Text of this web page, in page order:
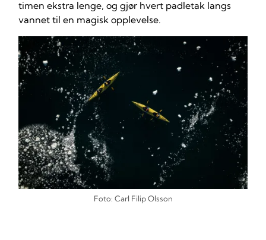
timen ekstra lenge, og gjør hvert padletak langs
vannet til en magisk opplevelse.
Foto: Carl Filip Olsson